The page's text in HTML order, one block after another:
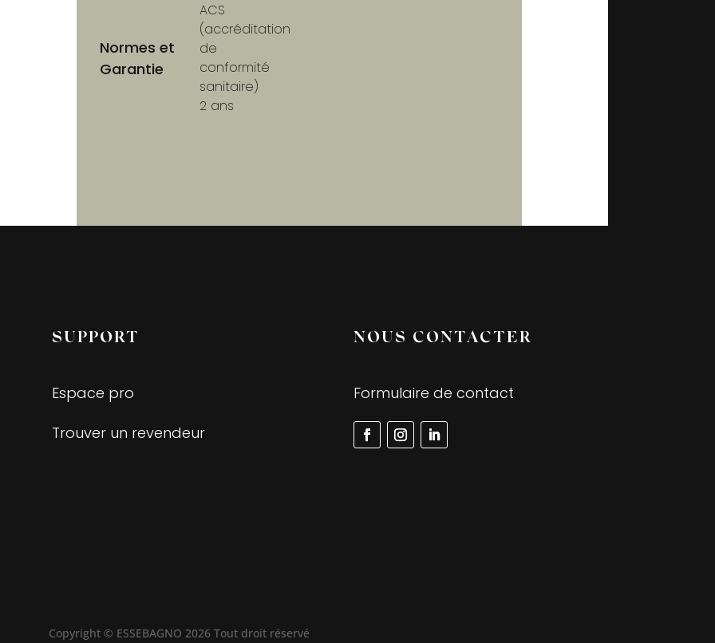
Normes et
Garantie
ACS
(accréditation
de
conformité
sanitaire)
2 ans
SUPPORT
Espace pro
Trouver un revendeur
NOUS CONTACTER
Formulaire de contact
Copyright © ESSEBAGNO 2026 Tout droit réservé